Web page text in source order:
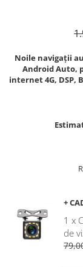
Navigatii
Navigatii
Navigatii
Navigatii
Navigatii
Noile navigații
Android Auto,
internet 4G,
+
1 x
de